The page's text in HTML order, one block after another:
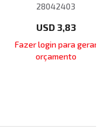
28042403
USD 3,83
Fazer login para gerar
orçamento